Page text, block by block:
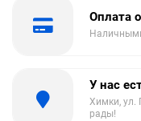
Оплата
У нас
Химки, ул.
рады!